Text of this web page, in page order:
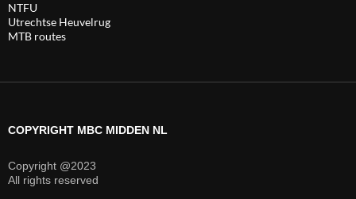
NTFU
Utrechtse Heuvelrug
MTB routes
COPYRIGHT MBC MIDDEN NL
Copyright @2023
All rights reserved